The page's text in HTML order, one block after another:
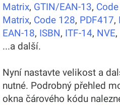
Matrix, GTIN/EAN-13,
Matrix, Code 128, PDF417,
EAN-18, ISBN, ITF-14, NVE,
...a další.
Nyní nastavte velikost a
nutné. Podrobný přehled
okna čárového kódu